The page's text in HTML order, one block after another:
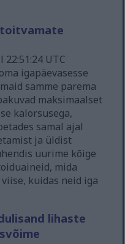
UTC
igapäevasesse
samme parema
maksimaalset
kalorsusega,
samal ajal
ja üldist
uurime kõige
mida
kuidas neid iga
lihaste